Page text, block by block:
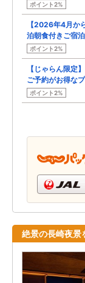
ポイント2%
【2026年4月か
泊朝食付きご宿
ポイント2%
【じゃらん限定
ご予約がお得な
ポイント2%
絶景の長崎夜景